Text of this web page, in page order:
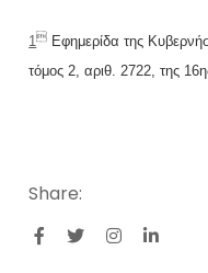
1 Εφημερίδα της
τόμος 2, αριθ. 2722, της
Share: